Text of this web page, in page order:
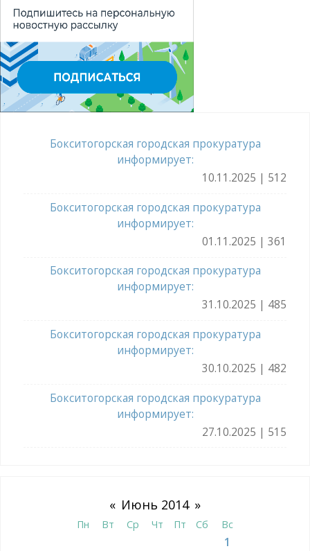
Бокситогорская городская прокуратура
информирует:
10.11.2025 | 512
Бокситогорская городская прокуратура
информирует:
01.11.2025 | 361
Бокситогорская городская прокуратура
информирует:
31.10.2025 | 485
Бокситогорская городская прокуратура
информирует:
30.10.2025 | 482
Бокситогорская городская прокуратура
информирует:
27.10.2025 | 515
« Июнь 2014 »
Пн Вт Ср Чт Пт Сб Вс
1